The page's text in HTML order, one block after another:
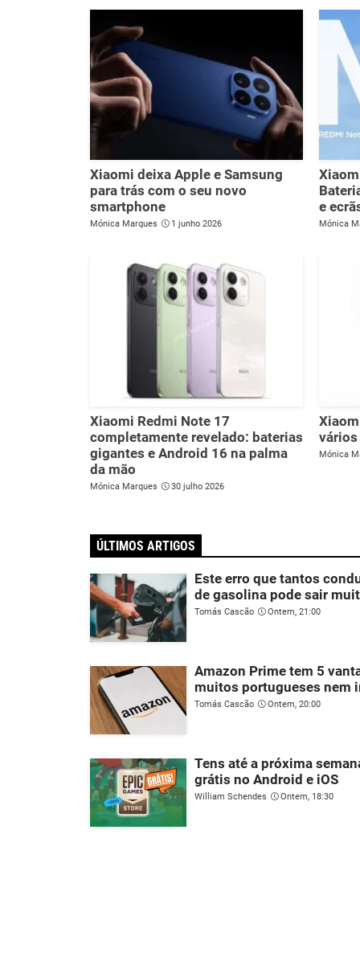
Xiaomi deixa Apple e Samsung
para trás com o seu novo
smartphone
Mónica Marques 1 junho 2026
e
Mónica
Xiaomi Redmi Note 17
completamente revelado: baterias
gigantes e Android 16 na palma
da mão
Mónica Marques 30 julho 2026
Mónica
ÚLTIMOS ARTIGOS
Este erro que tantos
de gasolina pode sair
Tomás Cascão Ontem, 21:00
Amazon Prime tem 5
muitos portugueses nem
Tomás Cascão Ontem, 20:00
Tens até a próxima
grátis no Android e iOS
William Schendes Ontem, 18:30